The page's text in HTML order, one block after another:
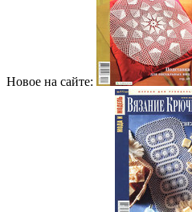
Новое на сайте: